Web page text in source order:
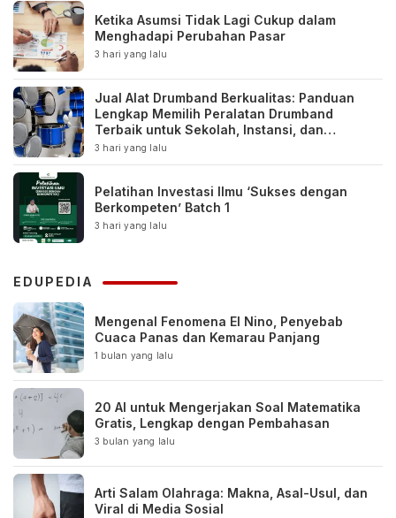
Ketika Asumsi Tidak Lagi Cukup dalam
Menghadapi Perubahan Pasar
3 hari yang lalu
Jual Alat Drumband Berkualitas: Panduan
Lengkap Memilih Peralatan Drumband
Terbaik untuk Sekolah, Instansi, dan
Komunitas
3 hari yang lalu
Pelatihan Investasi Ilmu ‘Sukses dengan
Berkompeten’ Batch 1
3 hari yang lalu
EDUPEDIA
Mengenal Fenomena El Nino, Penyebab
Cuaca Panas dan Kemarau Panjang
1 bulan yang lalu
20 AI untuk Mengerjakan Soal Matematika
Gratis, Lengkap dengan Pembahasan
3 bulan yang lalu
Arti Salam Olahraga: Makna, Asal-Usul, dan
Viral di Media Sosial